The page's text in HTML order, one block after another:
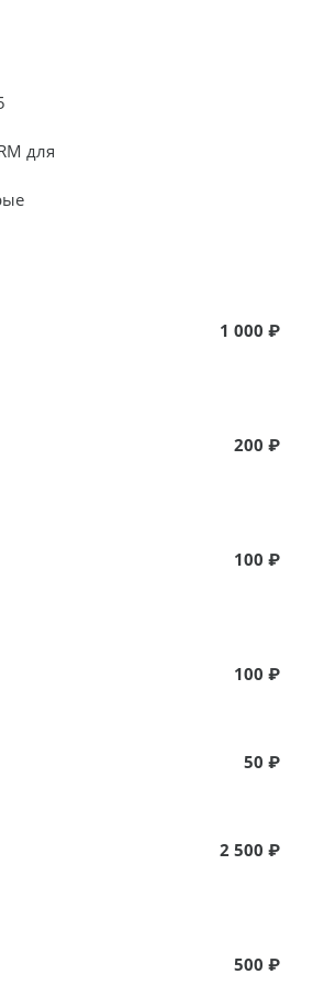
для
1 000 ₽
200 ₽
100 ₽
100 ₽
50 ₽
2 500 ₽
500 ₽